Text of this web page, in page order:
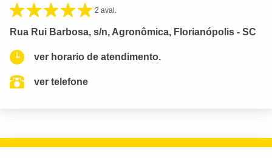
2 aval.
Rua Rui Barbosa, s/n, Agronômica, Florianópolis - SC
ver horario de atendimento.
ver telefone